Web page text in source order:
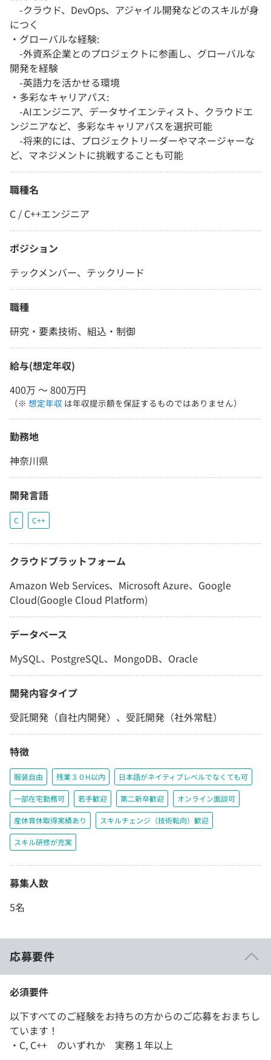
-クラウド、DevOps、アジャイル開発などのスキルが身
につく
・グローバルな経験:
-外資系企業とのプロジェクトに参画し、グローバルな
開発を経験
-英語力を活かせる環境
・多彩なキャリアパス:
-AIエンジニア、データサイエンティスト、クラウドエ
ンジニアなど、多彩なキャリアパスを選択可能
-将来的には、プロジェクトリーダーやマネージャーな
ど、マネジメントに挑戦することも可能
職種名
C / C++エンジニア
ポジション
テックメンバー、テックリード
職種
研究・要素技術、組込・制御
給与(想定年収)
400万 〜 800万円
（※ 想定年収 は年収提示額を保証するものではありません）
勤務地
神奈川県
開発言語
C C++
クラウドプラットフォーム
Amazon Web Services、Microsoft Azure、Google
Cloud(Google Cloud Platform)
データベース
MySQL、PostgreSQL、MongoDB、Oracle
開発内容タイプ
受託開発（自社内開発）、受託開発（社外常駐）
特徴
服装自由 残業３０H以内 日本語がネイティブレベルでなくても可
一部在宅勤務可 若手歓迎 第二新卒歓迎 オンライン面談可
産休育休取得実績あり スキルチェンジ（技術転向）歓迎
スキル研修が充実
募集人数
5名
応募要件
必須要件
以下すべてのご経験をお持ちの方からのご応募をおまちし
ています！
・C, C++ のいずれか 実務１年以上